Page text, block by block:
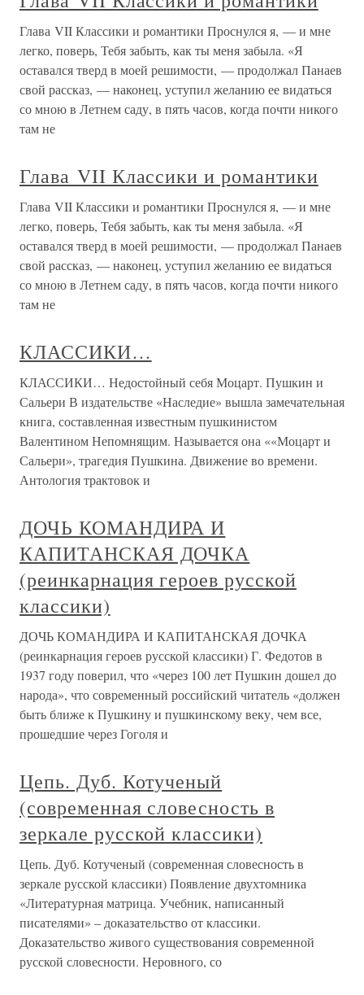
Глава VII Классики и романтики Проснулся я, — и мне
легко, поверь, Тебя забыть, как ты меня забыла. «Я
оставался тверд в моей решимости, — продолжал Панаев
свой рассказ, — наконец, уступил желанию ее видаться
со мною в Летнем саду, в пять часов, когда почти никого
там не
Глава VII Классики и романтики
Глава VII Классики и романтики Проснулся я, — и мне
легко, поверь, Тебя забыть, как ты меня забыла. «Я
оставался тверд в моей решимости, — продолжал Панаев
свой рассказ, — наконец, уступил желанию ее видаться
со мною в Летнем саду, в пять часов, когда почти никого
там не
КЛАССИКИ…
КЛАССИКИ… Недостойный себя Моцарт. Пушкин и
Сальери В издательстве «Наследие» вышла замечательная
книга, составленная известным пушкинистом
Валентином Непомнящим. Называется она ««Моцарт и
Сальери», трагедия Пушкина. Движение во времени.
Антология трактовок и
ДОЧЬ КОМАНДИРА И
КАПИТАНСКАЯ ДОЧКА
(реинкарнация героев русской
классики)
ДОЧЬ КОМАНДИРА И КАПИТАНСКАЯ ДОЧКА
(реинкарнация героев русской классики) Г. Федотов в
1937 году поверил, что «через 100 лет Пушкин дошел до
народа», что современный российский читатель «должен
быть ближе к Пушкину и пушкинскому веку, чем все,
прошедшие через Гоголя и
Цепь. Дуб. Котученый
(современная словесность в
зеркале русской классики)
Цепь. Дуб. Котученый (современная словесность в
зеркале русской классики) Появление двухтомника
«Литературная матрица. Учебник, написанный
писателями» – доказательство от классики.
Доказательство живого существования современной
русской словесности. Неровного, со